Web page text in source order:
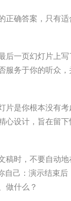
正确答案，只有
后一页幻灯片上写
服务于你的听众
片是你根本没有
心设计，旨在留下
稿时，不要自动
自己：演示结束
做什么？